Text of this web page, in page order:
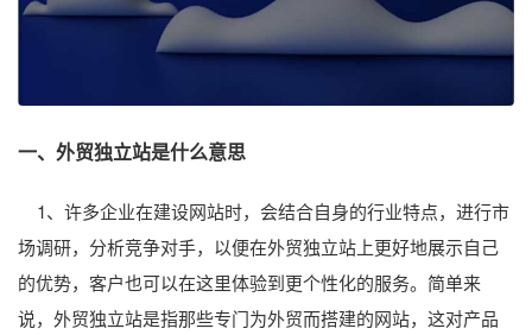
一、外贸独立站是什么意思
1、许多企业在建设网站时，会结合自身的行业特点，进行市
场调研，分析竞争对手，以便在外贸独立站上更好地展示自己
的优势，客户也可以在这里体验到更个性化的服务。简单来
说，外贸独立站是指那些专门为外贸而搭建的网站，这对产品